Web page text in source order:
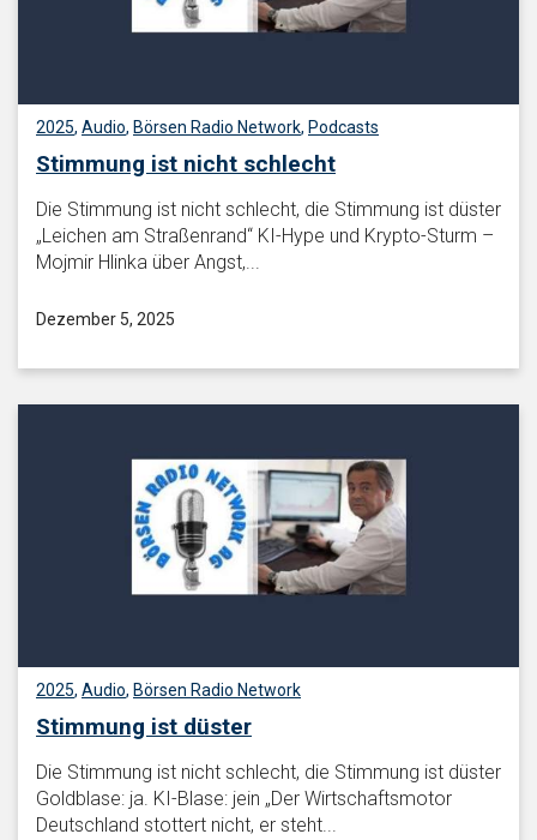
2025, Audio, Börsen Radio Network, Podcasts
Stimmung ist nicht schlecht
Die Stimmung ist nicht schlecht, die Stimmung ist düster
„Leichen am Straßenrand“ KI-Hype und Krypto-Sturm –
Mojmir Hlinka über Angst,...
Dezember 5, 2025
2025, Audio, Börsen Radio Network
Stimmung ist düster
Die Stimmung ist nicht schlecht, die Stimmung ist düster
Goldblase: ja. KI-Blase: jein „Der Wirtschaftsmotor
Deutschland stottert nicht, er steht...